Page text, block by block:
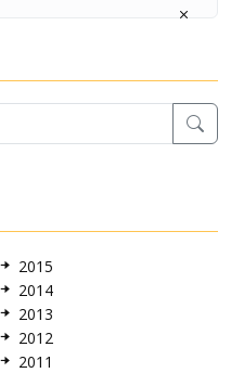
2015
2014
2013
2012
2011